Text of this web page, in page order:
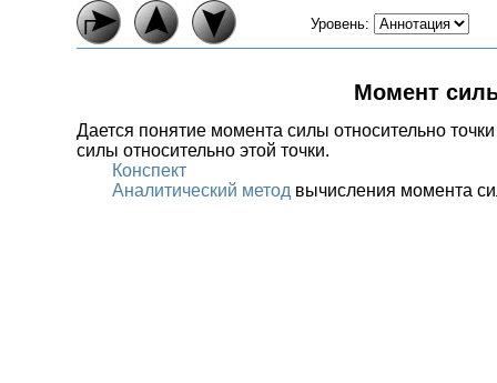
Уровень:
Момент
Дается понятие момента силы относительно
силы относительно этой точки.
Конспект
Аналитический метод вычисления момента